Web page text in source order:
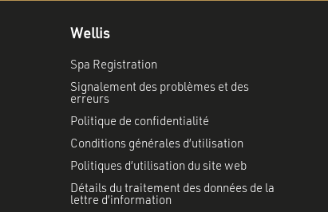
Wellis
Spa Registration
Signalement des problèmes et des
erreurs
Politique de confidentialité
Conditions générales d’utilisation
Politiques d’utilisation du site web
Détails du traitement des données de la
lettre d’information